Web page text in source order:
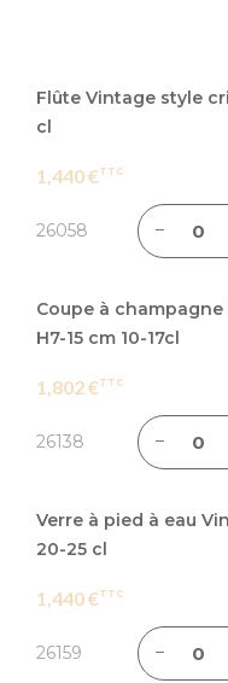
du
produit
Flûte Vintage style
cl
1,440 €
26058
Coupe à
H7-15 cm 10-17cl
1,802 €
26138
Verre à pied à eau
20-25 cl
1,440 €
26159